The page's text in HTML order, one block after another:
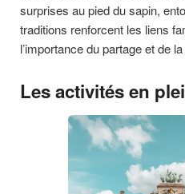
surprises au pied du sapin,
traditions renforcent les liens
l’importance du partage et de
Les activités en